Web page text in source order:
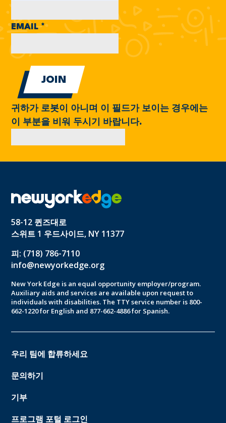
EMAIL*
귀하가 로봇이 아니며 이 필드가 보이는 경우에는
이 부분을 비워 두시기 바랍니다.
58-12 퀸즈대로
스위트 1 우드사이드, NY 11377
피: (718) 786-7110
info@newyorkedge.org
New York Edge is an equal opportunity employer/program.
Auxiliary aids and services are available upon request to
individuals with disabilities. The TTY service number is 800-
662-1220 for English and 877-662-4886 for Spanish.
우리 팀에 합류하세요
문의하기
기부
프로그램 포털 로그인